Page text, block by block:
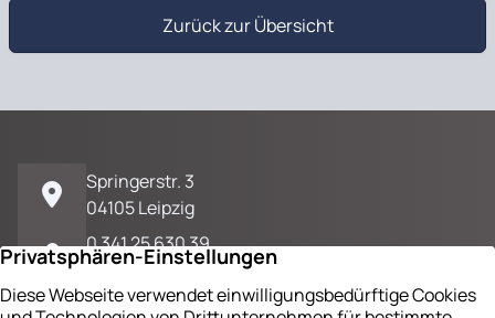
Zurück zur Übersicht
Springerstr. 3
04105 Leipzig
0 341 25 630 39
E-Mail / Kontakt
Impressum